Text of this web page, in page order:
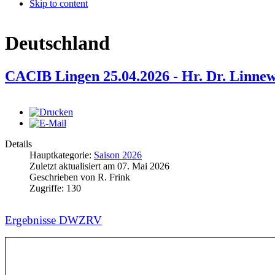
Skip to content
Deutschland
CACIB Lingen 25.04.2026 - Hr. Dr.
Details
Hauptkategorie: Saison 2026
Zuletzt aktualisiert am 07. Mai 2026
Geschrieben von R. Frink
Zugriffe: 130
Ergebnisse DWZRV